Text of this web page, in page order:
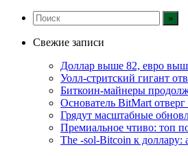
Свежие записи
Доллар выше 82, евро
Уолл-стритский гигант
Биткоин-майнеры
Основатель BitMart
Грядут масштабные
Премиальное чтиво: топ
The -sol-Bitcoin к доллару: